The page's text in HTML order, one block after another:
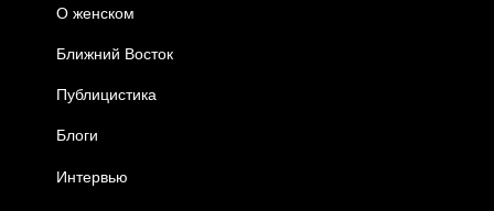
О женском
Ближний Восток
Публицистика
Блоги
Интервью